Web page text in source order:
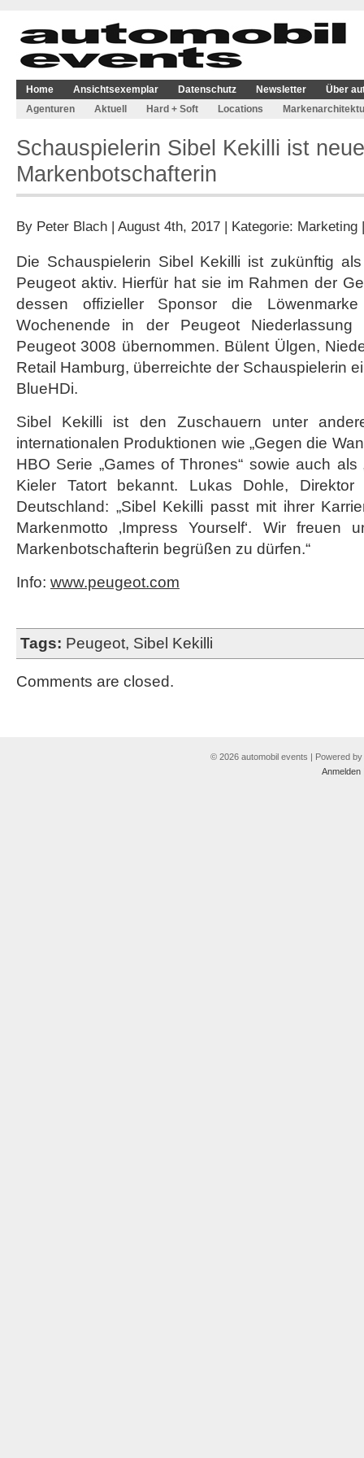
Home Ansichtsexemplar Datenschutz Newsletter
Über
Agenturen
Aktuell Hard + Soft Locations
Schauspielerin Sibel Kekilli ist
Markenbotschafterin
By Peter Blach | August 4th, 2017 | Kategorie: Marketing
Die Schauspielerin Sibel Kekilli ist zukünftig
Peugeot aktiv. Hierfür hat sie im Rahmen der
dessen offizieller Sponsor die
Wochenende in der Peugeot
Peugeot 3008 übernommen. Bülent Ülgen,
Retail Hamburg, überreichte der Schauspielerin
BlueHDi.
Sibel Kekilli ist den Zuschauern unter
internationalen Produktionen wie „Gegen die
HBO Serie „Games of Thrones“ sowie auch als
Kieler Tatort bekannt. Lukas Dohle, Direktor
Deutschland: „Sibel Kekilli passt mit ihrer
Markenmotto ‚Impress Yourself‘. Wir
Markenbotschafterin begrüßen zu dürfen.“
Info: www.peugeot.com
Tags: Peugeot, Sibel Kekilli
Comments are closed.
© 2026 automobil events | Powered by
Anmelden|